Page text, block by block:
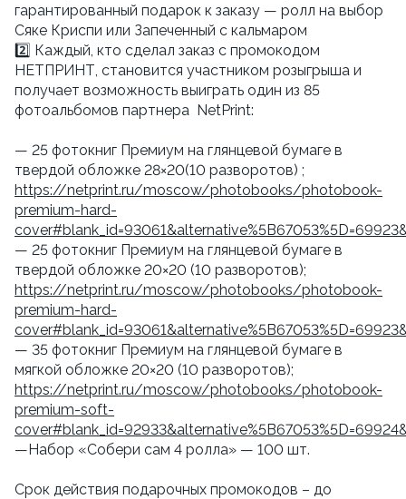
гарантированный подарок к заказу — ролл на выбор
Сяке Криспи или Запеченный с кальмаром
2️⃣ Каждый, кто сделал заказ с промокодом
НЕТПРИНТ, становится участником розыгрыша и
получает возможность выиграть один из 85
фотоальбомов партнера NetPrint:
— 25 фотокниг Премиум на глянцевой бумаге в
твердой обложке 28×20(10 разворотов) ;
https://netprint.ru/moscow/photobooks/photobook-
premium-hard-
— 25 фотокниг Премиум на глянцевой бумаге в
твердой обложке 20×20 (10 разворотов);
https://netprint.ru/moscow/photobooks/photobook-
premium-hard-
— 35 фотокниг Премиум на глянцевой бумаге в
мягкой обложке 20×20 (10 разворотов);
https://netprint.ru/moscow/photobooks/photobook-
premium-soft-
—Набор «Собери сам 4 ролла» — 100 шт.
Срок действия подарочных промокодов – до